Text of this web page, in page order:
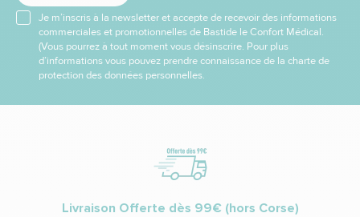
Je m’inscris à la newsletter et accepte de recevoir des informations
commerciales et promotionnelles de Bastide le Confort Médical.
(Vous pourrez à tout moment vous désinscrire. Pour plus
d’informations vous pouvez prendre connaissance de la charte de
protection des données personnelles.
Livraison Offerte dès 99€ (hors Corse)